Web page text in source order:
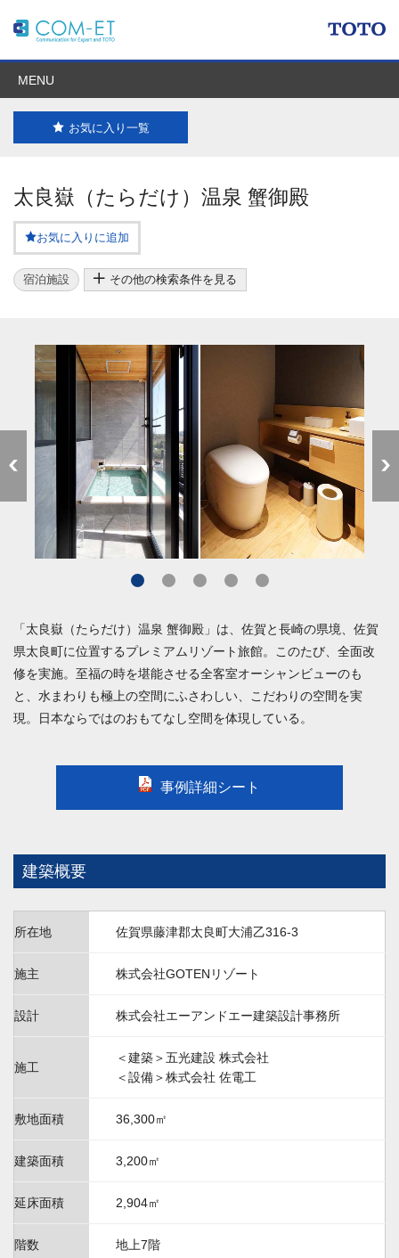
MENU
お気に入り一覧
太良嶽（たらだけ）温泉 蟹御殿
お気に入りに追加
宿泊施設 その他の検索条件を見る
「太良嶽（たらだけ）温泉 蟹御殿」は、佐賀と長崎の県境、佐賀
県太良町に位置するプレミアムリゾート旅館。このたび、全面改
修を実施。至福の時を堪能させる全客室オーシャンビューのも
と、水まわりも極上の空間にふさわしい、こだわりの空間を実
現。日本ならではのおもてなし空間を体現している。
事例詳細シート
建築概要
所在地 佐賀県藤津郡太良町大浦乙316-3
施主 株式会社GOTENリゾート
設計 株式会社エーアンドエー建築設計事務所
施工
＜建築＞五光建設 株式会社
＜設備＞株式会社 佐電工
敷地面積 36,300㎡
建築面積 3,200㎡
延床面積 2,904㎡
階数 地上7階